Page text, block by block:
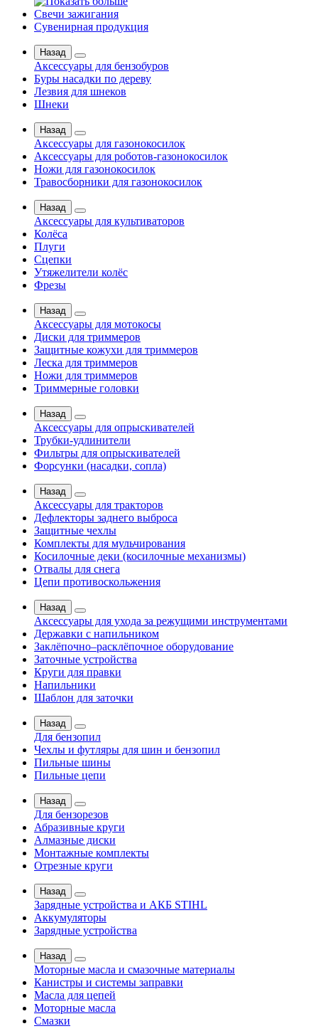
Свечи зажигания
Сувенирная продукция
Назад
Аксессуары для бензобуров
Буры насадки по дереву
Лезвия для шнеков
Шнеки
Назад
Аксессуары для газонокосилок
Аксессуары для роботов-газонокосилок
Ножи для газонокосилок
Травосборники для газонокосилок
Назад
Аксессуары для культиваторов
Колёса
Плуги
Сцепки
Утяжелители колёс
Фрезы
Назад
Аксессуары для мотокосы
Диски для триммеров
Защитные кожухи для триммеров
Леска для триммеров
Ножи для триммеров
Триммерные головки
Назад
Аксессуары для опрыскивателей
Трубки-удлинители
Фильтры для опрыскивателей
Форсунки (насадки, сопла)
Назад
Аксессуары для тракторов
Дефлекторы заднего выброса
Защитные чехлы
Комплекты для мульчирования
Косилочные деки (косилочные механизмы)
Отвалы для снега
Цепи противоскольжения
Назад
Аксессуары для ухода за режущими инструментами
Державки с напильником
Заклёпочно–расклёпочное оборудование
Заточные устройства
Круги для правки
Напильники
Шаблон для заточки
Назад
Для бензопил
Чехлы и футляры для шин и бензопил
Пильные шины
Пильные цепи
Назад
Для бензорезов
Абразивные круги
Алмазные диски
Монтажные комплекты
Отрезные круги
Назад
Зарядные устройства и АКБ STIHL
Аккумуляторы
Зарядные устройства
Назад
Моторные масла и смазочные материалы
Канистры и системы заправки
Масла для цепей
Моторные масла
Смазки